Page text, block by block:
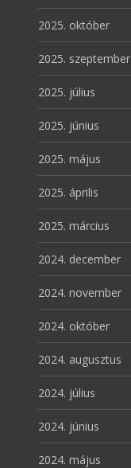
2025. október
2025. szeptember
2025. július
2025. június
2025. május
2025. április
2025. március
2024. december
2024. november
2024. október
2024. augusztus
2024. július
2024. június
2024. május